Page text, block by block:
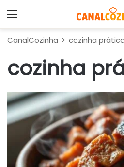
CanalCozinha > cozinha prática
cozinha